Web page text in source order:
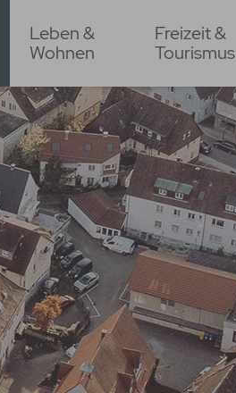
Leben &
Wohnen
Freizeit &
Tourismus